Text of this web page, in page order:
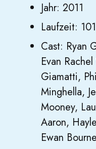
Jahr: 2011
Laufzeit:
Cast: Ryan
Evan
Giamatti,
Minghella,
Mooney,
Aaron,
Ewan